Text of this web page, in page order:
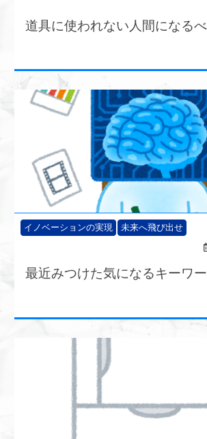
道具に使われない人間になる
イノベーションの実現 未来へ飛び出せ
最近みつけた気になるキーワ